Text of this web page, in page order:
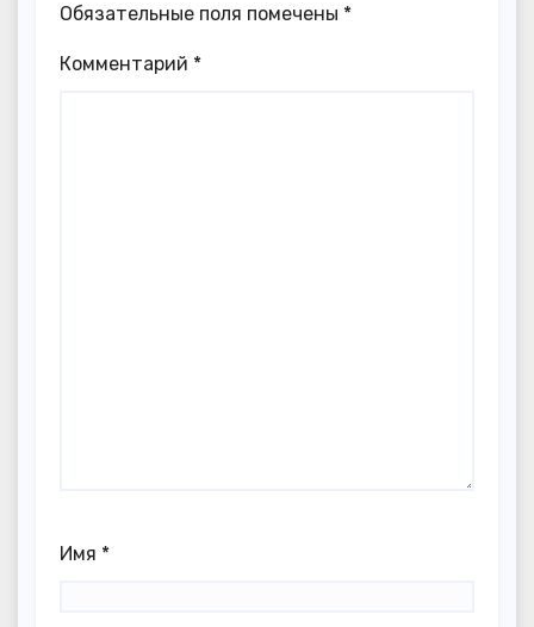
Обязательные поля помечены *
Комментарий *
Имя *